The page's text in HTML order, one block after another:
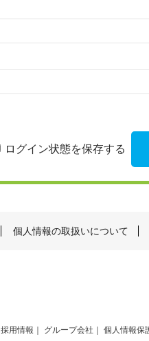
ログイン状態を保存する
個人情報の取扱いについて
採用情報 グループ会社 個人情報保